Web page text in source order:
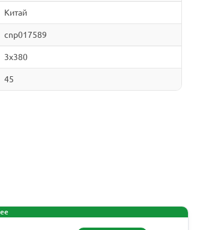
Китай
cnp017589
3x380
45